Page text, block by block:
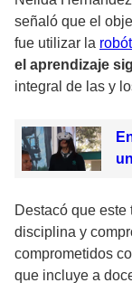
señaló que el
fue utilizar la
el aprendizaje
integral de las y
Destacó que este
disciplina y
comprometidos
que incluye a